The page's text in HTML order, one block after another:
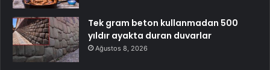
Tek gram beton kullanmadan 500
yıldır ayakta duran duvarlar
Ağustos 8, 2026